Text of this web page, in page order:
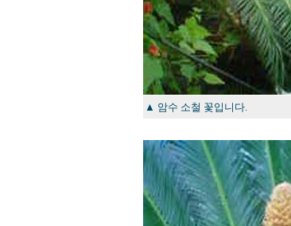
▲ 암수 소철 꽃입니다.